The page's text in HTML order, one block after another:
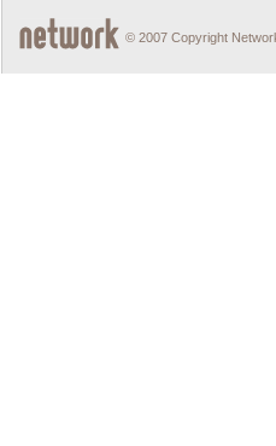
© 2007 Copyright